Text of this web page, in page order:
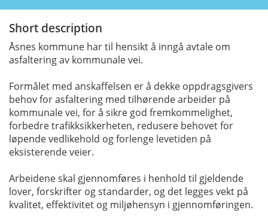
Short description
Åsnes kommune har til hensikt å inngå avtale om
asfaltering av kommunale vei.
Formålet med anskaffelsen er å dekke oppdragsgivers
behov for asfaltering med tilhørende arbeider på
kommunale vei, for å sikre god fremkommelighet,
forbedre trafikksikkerheten, redusere behovet for
løpende vedlikehold og forlenge levetiden på
eksisterende veier.
Arbeidene skal gjennomføres i henhold til gjeldende
lover, forskrifter og standarder, og det legges vekt på
kvalitet, effektivitet og miljøhensyn i gjennomføringen.